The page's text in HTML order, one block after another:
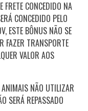
FRETE CONCEDIDO NA
CONCEDIDO PELO
ESTE BÔNUS NÃO SE
FAZER TRANSPORTE
VALOR AOS
NÃO UTILIZAR
SERÁ REPASSADO